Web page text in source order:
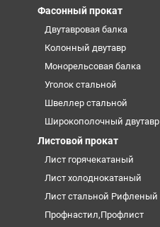
Фасонный прокат
Двутавровая балка
Колонный двутавр
Монорельсовая балка
Уголок стальной
Швеллер стальной
Широкополочный двутавр
Листовой прокат
Лист горячекатаный
Лист холоднокатаный
Лист стальной Рифленый
Профнастил,Профлист